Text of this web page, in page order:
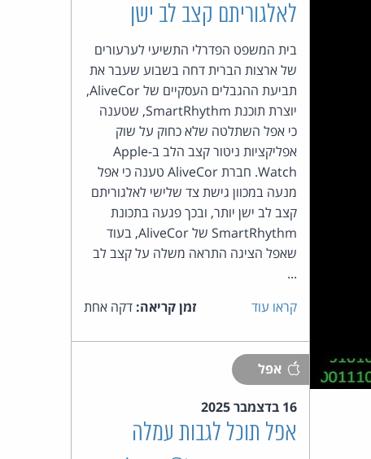
לאלגוריתם קצב לב ישן
בית המשפט הפדרלי התשיעי לערעורים
של ארצות הברית דחה בשבוע שעבר את
תביעת ההגבלים העסקיים של AliveCor,
יוצרת תוכנת SmartRhythm, שטענה
כי אפל השתלטה שלא כחוק על שוק
אפליקציות ניטור קצב הלב ב-Apple
Watch. חברת AliveCor טענה כי אפל
מנעה במכוון גישת צד שלישי לאלגוריתם
קצב לב ישן יותר, ובכך פגעה בתכונת
SmartRhythm של AliveCor, בעוד
שאפל הציגה התראה משלה על קצב לב
...
קראו עוד
זמן קריאה: דקה אחת
אפל
16 בדצמבר 2025
אפל תוכל לגבות עמלה